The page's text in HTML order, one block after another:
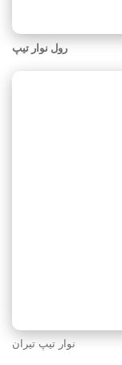
رول نوار تیپ
نوار تیپ تیران